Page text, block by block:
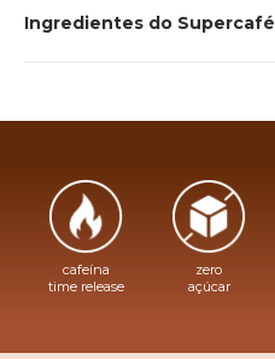
Ingredientes do Supercafé
cafeína
time release
zero
açúcar